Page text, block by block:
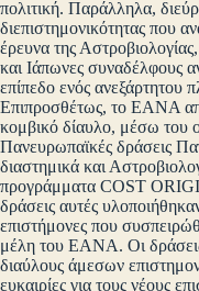
πολιτική. Παράλληλα,
διεπιστημονικότητας που
έρευνα της
και Ιάπωνες συναδέλφους
επίπεδο ενός ανεξάρτητου
Επιπροσθέτως, το ΕΑΝΑ
κομβικό δίαυλο, μέσω του
Πανευρωπαϊκές δράσεις
διαστημικά και
προγράμματα COST
δράσεις αυτές
επιστήμονες που
μέλη του ΕΑΝΑ. Οι
διαύλους άμεσων
ευκαιρίες για τους νέους